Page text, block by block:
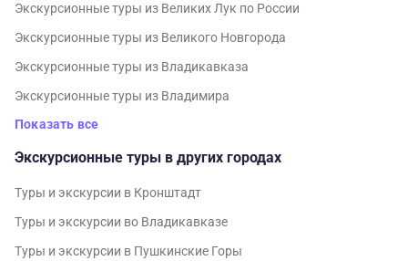
Экскурсионные туры из Великих Лук по России
Экскурсионные туры из Великого Новгорода
Экскурсионные туры из Владикавказа
Экскурсионные туры из Владимира
Показать все
Экскурсионные туры в других городах
Туры и экскурсии в Кронштадт
Туры и экскурсии во Владикавказе
Туры и экскурсии в Пушкинские Горы